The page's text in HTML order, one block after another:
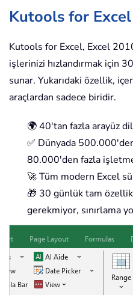
Kutools for Excel
Kutools for Excel, Excel
işlerinizi hızlandırmak için
sunar. Yukarıdaki özellik,
araçlardan sadece biridir.
🌍 40'tan fazla arayüz
✅ Dünyada
80.000'den fazla
🚀 Tüm modern Excel
🎁 30 günlük tam
gerekmiyor, sınırlama